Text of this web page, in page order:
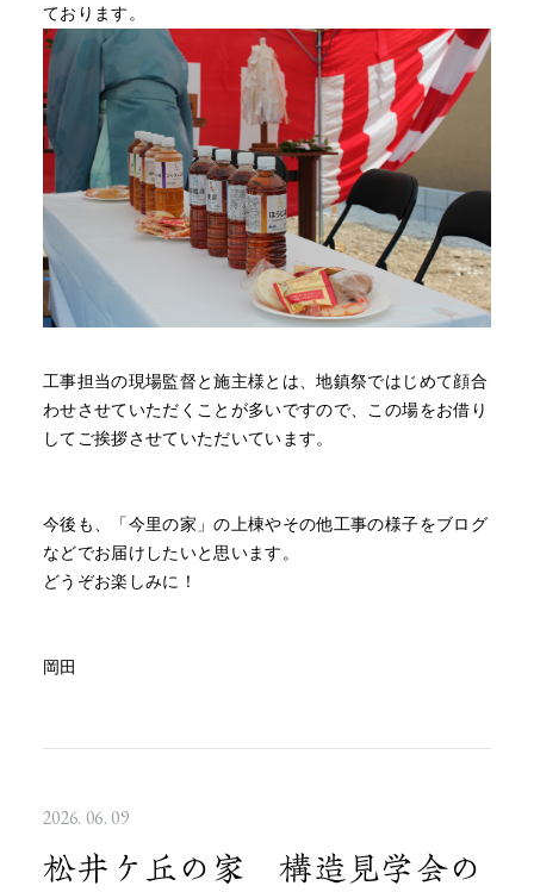
ております。
工事担当の現場監督と施主様とは、地鎮祭ではじめて顔合
わせさせていただくことが多いですので、この場をお借り
してご挨拶させていただいています。
今後も、「今里の家」の上棟やその他工事の様子をブログ
などでお届けしたいと思います。
どうぞお楽しみに！
岡田
2026. 06. 09
松井ケ丘の家 構造見学会の